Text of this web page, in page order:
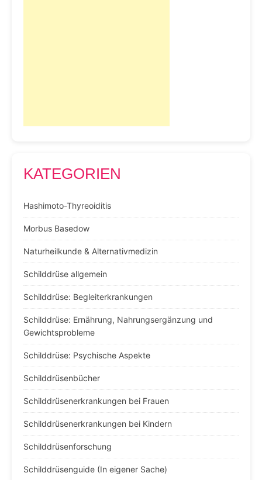
KATEGORIEN
Hashimoto-Thyreoiditis
Morbus Basedow
Naturheilkunde & Alternativmedizin
Schilddrüse allgemein
Schilddrüse: Begleiterkrankungen
Schilddrüse: Ernährung, Nahrungsergänzung und
Gewichtsprobleme
Schilddrüse: Psychische Aspekte
Schilddrüsenbücher
Schilddrüsenerkrankungen bei Frauen
Schilddrüsenerkrankungen bei Kindern
Schilddrüsenforschung
Schilddrüsenguide (In eigener Sache)